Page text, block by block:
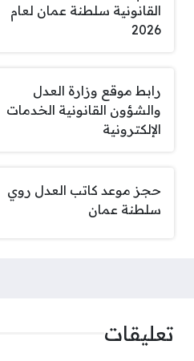
القانونية سلطنة عمان لعام
2026
رابط موقع وزارة العدل
والشؤون القانونية الخدمات
الإلكترونية
حجز موعد كاتب العدل روي
سلطنة عمان
تعليقات